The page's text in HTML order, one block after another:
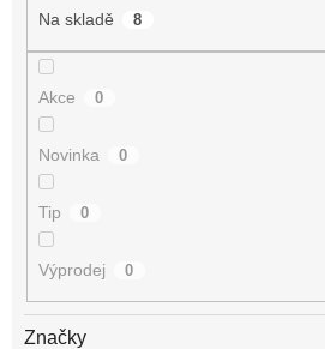
Na skladě 8
Akce 0
Novinka 0
Tip 0
Výprodej 0
Značky